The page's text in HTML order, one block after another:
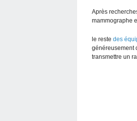
Après
mammographe
le reste des
généreusement
transmettre un